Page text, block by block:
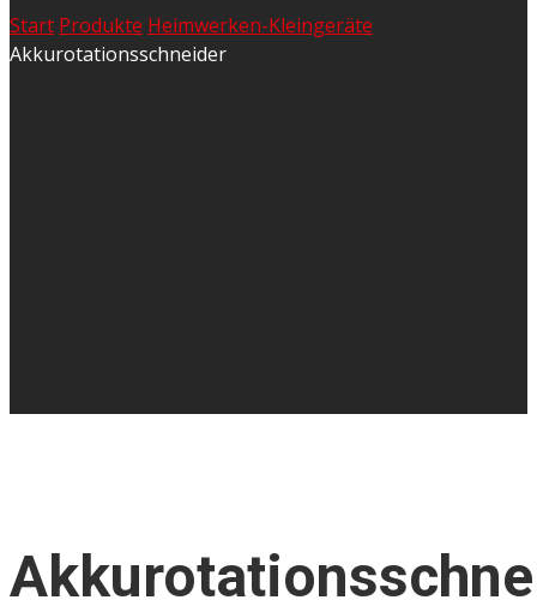
Start Produkte Heimwerken-Kleingeräte
Akkurotationsschneider